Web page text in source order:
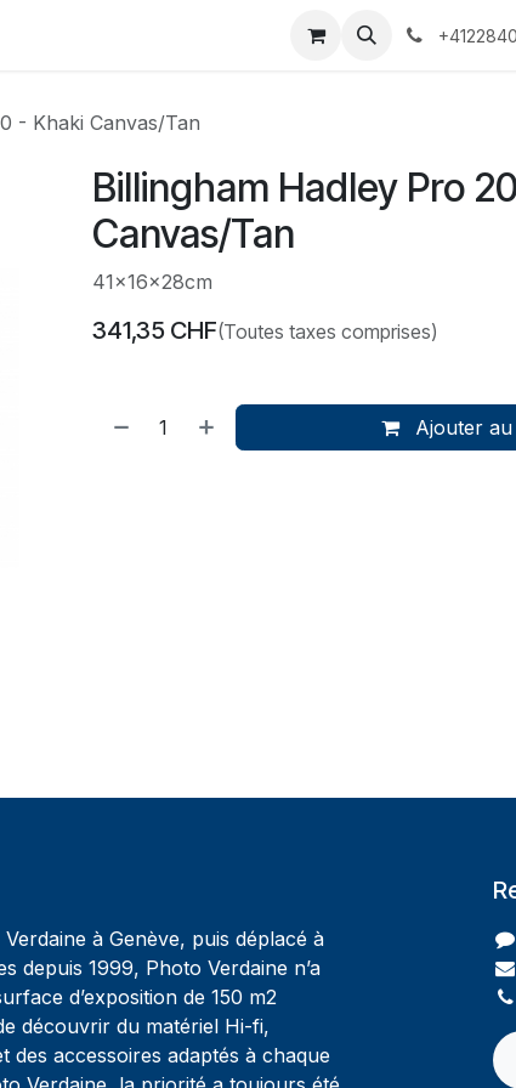
Événements Services
- Khaki Canvas/Tan
Billingham Hadley Pro
Canvas/Tan
41x16x28cm
341,35 CHF(Toutes taxes comprises)
Ajouter
à Genève, puis déplacé à
depuis 1999, Photo Verdaine n’a
d’exposition de 150 m2
découvrir du matériel Hi-fi,
des accessoires adaptés à chaque